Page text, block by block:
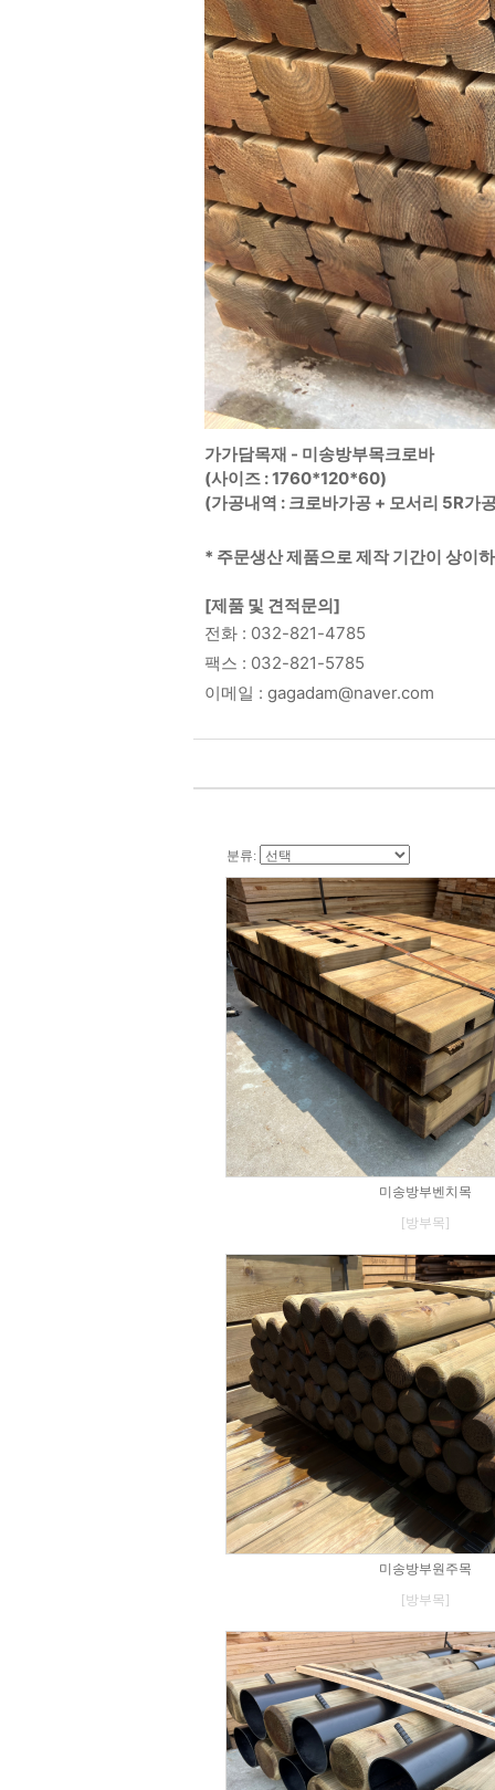
가가담목재 - 미송방부목크로바
(사이즈 : 1760*120*60)
(가공내역 : 크로바가공 + 모서리 5R가
* 주문생산 제품으로 제작 기간이 상이
[제품 및 견적문의]
전화 : 032-821-4785
팩스 : 032-821-5785
이메일 : gagadam@naver.com
분류:
미송방부벤치목
[방부목]
미송방부원주목
[방부목]